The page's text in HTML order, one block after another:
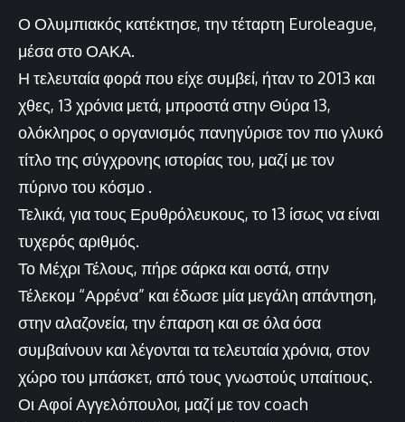
Ο Ολυμπιακός κατέκτησε, την τέταρτη Euroleague,
μέσα στο ΟΑΚΑ.
Η τελευταία φορά που είχε συμβεί, ήταν το 2013 και
χθες, 13 χρόνια μετά, μπροστά στην Θύρα 13,
ολόκληρος ο οργανισμός πανηγύρισε τον πιο γλυκό
τίτλο της σύγχρονης ιστορίας του, μαζί με τον
πύρινο του κόσμο .
Τελικά, για τους Ερυθρόλευκους, το 13 ίσως να είναι
τυχερός αριθμός.
Το Μέχρι Τέλους, πήρε σάρκα και οστά, στην
Τέλεκομ “Αρρένα” και έδωσε μία μεγάλη απάντηση,
στην αλαζονεία, την έπαρση και σε όλα όσα
συμβαίνουν και λέγονται τα τελευταία χρόνια, στον
χώρο του μπάσκετ, από τους γνωστούς υπαίτιους.
Οι Αφοί Αγγελόπουλοι, μαζί με τον coach